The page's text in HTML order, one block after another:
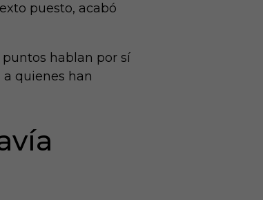
puesto, acabó
puntos hablan por sí
quienes han